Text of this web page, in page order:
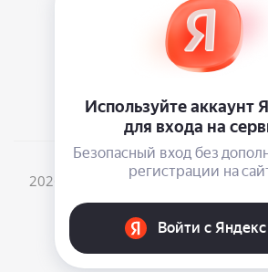
2026 © Винилмаркт - интернет-
пластинок